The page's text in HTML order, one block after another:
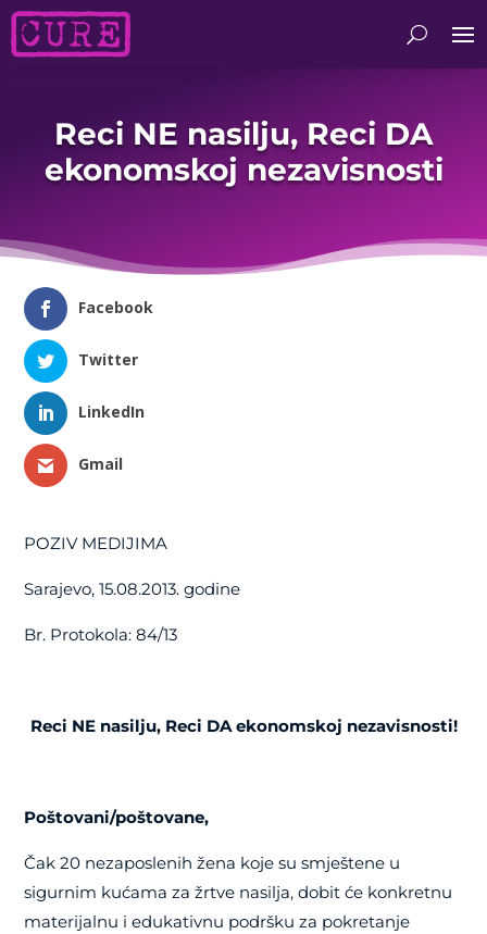
Reci NE nasilju, Reci DA
ekonomskoj nezavisnosti
Facebook
Twitter
LinkedIn
Gmail
POZIV MEDIJIMA
Sarajevo, 15.08.2013. godine
Br. Protokola: 84/13
Reci NE nasilju, Reci DA ekonomskoj nezavisnosti!
Poštovani/poštovane,
Čak 20 nezaposlenih žena koje su smještene u
sigurnim kućama za žrtve nasilja, dobit će konkretnu
materijalnu i edukativnu podršku za pokretanje